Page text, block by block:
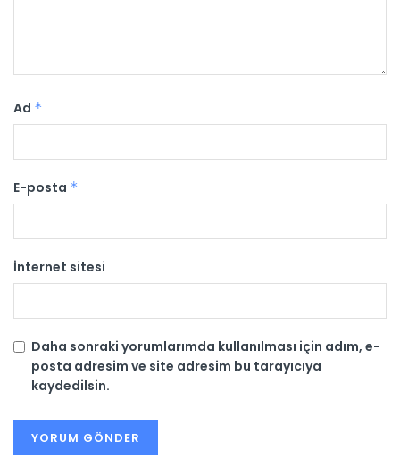
Ad *
E-posta *
İnternet sitesi
Daha sonraki yorumlarımda kullanılması için adım, e-
posta adresim ve site adresim bu tarayıcıya
kaydedilsin.